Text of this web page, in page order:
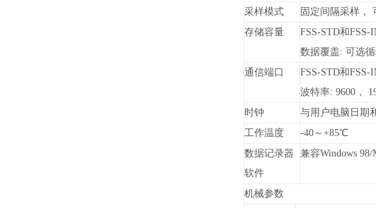
采样模式
固定间隔采样，
存储容量
FSS-STD和FSS-
数据覆盖: 可选
通信端口
FSS-STD和FSS-
波特率: 9600，
时钟
与用户电脑日期
工作温度
-40～+85℃
数据记录器
软件
兼容Windows
机械参数